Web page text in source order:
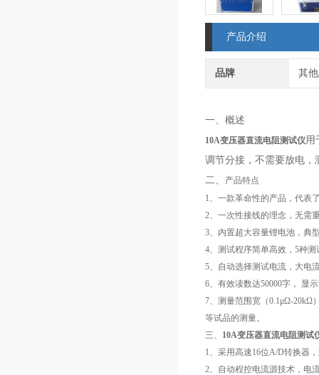
产品介绍
品牌 其
一、概述
10A变压器直流电阻测试仪用
调节分接，不需要放电
二、
产品特点
1、一款革命性的产品，代表
2、一次性接线的理念，无需
3、内置超大容量锂电池，典
4、测试程序简单高效，5种
5、自动选择测试电流，大电
6、有效读数达50000字， 显
7、测量范围宽（0.1μΩ-20kΩ
等试品的测量。
三、 10A变压器直流电阻测试
1、采用高速16位A/D转换器
2、自动程控电流源技术，电